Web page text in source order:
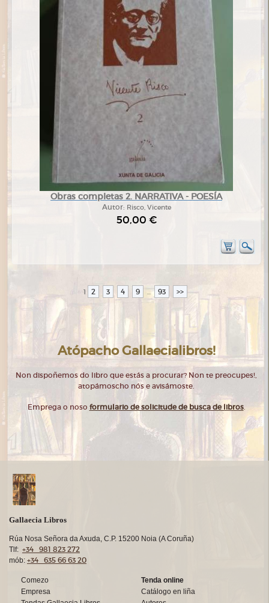
Obras completas 2. NARRATIVA - POESÍA
Autor: Risco, Vicente
50,00 €
1 2 3 4 9 ... 93 >>
Atópacho Gallaecialibros!
Non dispoñemos do libro que estás a procurar? Non te preocupes!,
atopámoscho nós e avisámoste.
Emprega o noso formulario de solicitude de busca de libros.
Gallaecia Libros
Rúa Nosa Señora da Axuda, C.P. 15200 Noia (A Coruña)
Tlf: +34 981 823 272
mób: +34 635 66 63 20
Comezo
Empresa
Tenda online
Catálogo en liña